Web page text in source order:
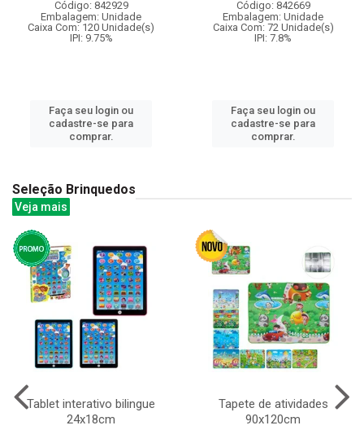
Código: 842929
Embalagem: Unidade
Caixa Com: 120 Unidade(s)
IPI: 9.75%
Faça seu login ou
cadastre-se para
comprar.
Código: 842669
Embalagem: Unidade
Caixa Com: 72 Unidade(s)
IPI: 7.8%
Faça seu login ou
cadastre-se para
comprar.
Seleção Brinquedos
Veja mais
Tablet interativo bilingue
24x18cm
Tapete de atividades
90x120cm